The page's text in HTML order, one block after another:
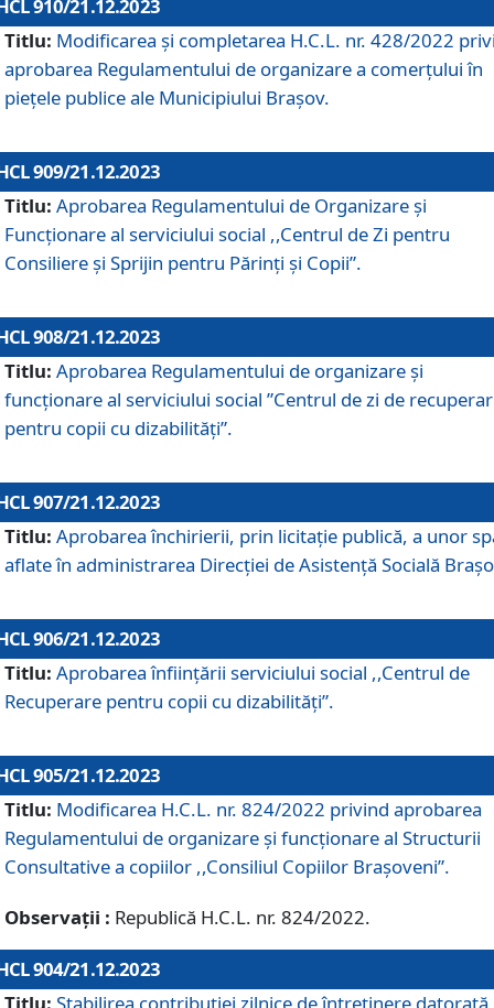
910/21.12.2023
Titlu: Modificarea și completarea H.C.L. nr. 428/2022
aprobarea Regulamentului de organizare a comerțului în
piețele publice ale Municipiului Braşov.
909/21.12.2023
Titlu: Aprobarea Regulamentului de Organizare și
Funcționare al serviciului social ,,Centrul de Zi pentru
Consiliere şi Sprijin pentru Părinţi şi Copii”.
908/21.12.2023
Titlu: Aprobarea Regulamentului de organizare şi
funcţionare al serviciului social ”Centrul de zi de
pentru copii cu dizabilități”.
907/21.12.2023
Titlu: Aprobarea închirierii, prin licitație publică, a unor
aflate în administrarea Direcției de Asistență Socială
906/21.12.2023
Titlu: Aprobarea înființării serviciului social ,,Centrul de
Recuperare pentru copii cu dizabilități”.
905/21.12.2023
Titlu: Modificarea H.C.L. nr. 824/2022 privind aprobarea
Regulamentului de organizare şi funcţionare al Structurii
Consultative a copiilor ,,Consiliul Copiilor Braşoveni”.
Observații : Republică H.C.L. nr. 824/2022.
904/21.12.2023